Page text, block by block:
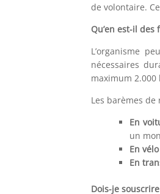
de volontaire.
Qu’en est-il
L’organisme
nécessaires
maximum 2.000
Les barèmes
En
un
En
En
Dois-je